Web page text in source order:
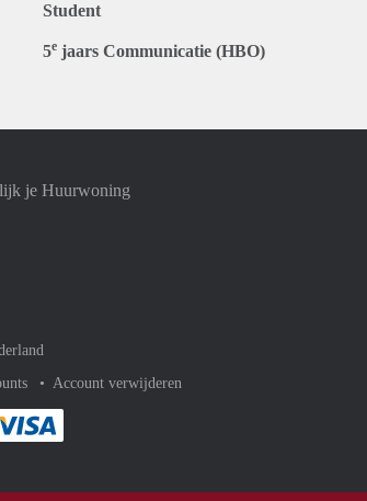
Student
5e jaars Communicatie (HBO)
je Huurwoning
Account verwijderen
Paypalaf met Mastercard
gemakkelijk af met Meastro